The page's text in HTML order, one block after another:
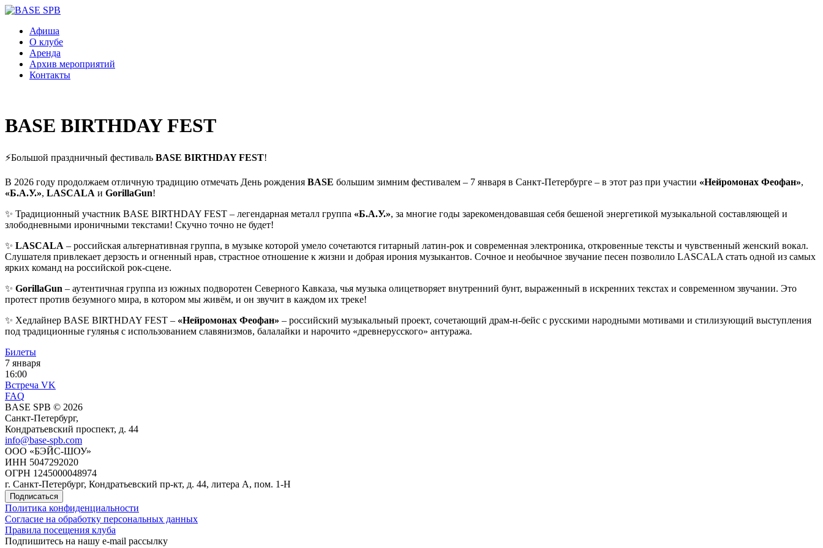
Афиша
О клубе
Аренда
Архив мероприятий
Контакты
BASE BIRTHDAY FEST
⚡Большой праздничный фестиваль BASE BIRTHDAY FEST!
В 2026 году продолжаем отличную традицию отмечать День рождения BASE большим зимним фестивалем – 7 января в Санкт-Петербурге – в этот раз при участии «Нейромонах Феофан»,
«Б.А.У.», LASCALA и GorillaGun!
✨ Традиционный участник BASE BIRTHDAY FEST – легендарная металл группа «Б.А.У.», за многие годы зарекомендовавшая себя бешеной энергетикой музыкальной составляющей и
злободневными ироничными текстами! Скучно точно не будет!
✨ LASCALA – российская альтернативная группа, в музыке которой умело сочетаются гитарный латин-рок и современная электроника, откровенные тексты и чувственный женский вокал.
Слушателя привлекает дерзость и огненный нрав, страстное отношение к жизни и добрая ирония музыкантов. Сочное и необычное звучание песен позволило LASCALA стать одной из самых
ярких команд на российской рок-сцене.
✨ GorillaGun – аутентичная группа из южных подворотен Северного Кавказа, чья музыка олицетворяет внутренний бунт, выраженный в искренних текстах и современном звучании. Это
протест против безумного мира, в котором мы живём, и он звучит в каждом их треке!
✨ Хедлайнер BASE BIRTHDAY FEST – «Нейромонах Феофан» – российский музыкальный проект, сочетающий драм‑н‑бейс с русскими народными мотивами и стилизующий выступления
под традиционные гулянья с использованием славянизмов, балалайки и нарочито «древнерусского» антуража.
Билеты
7 января
16:00
Встреча VK
FAQ
BASE SPB © 2026
Санкт-Петербург,
Кондратьевский проспект, д. 44
info@base-spb.com
ООО «БЭЙС-ШОУ»
ИНН 5047292020
ОГРН 1245000048974
г. Санкт-Петербург, Кондратьевский пр-кт, д. 44, литера А, пом. 1-Н
Подписаться
Политика конфиденциальности
Согласие на обработку персональных данных
Правила посещения клуба
Подпишитесь на нашу e-mail рассылку